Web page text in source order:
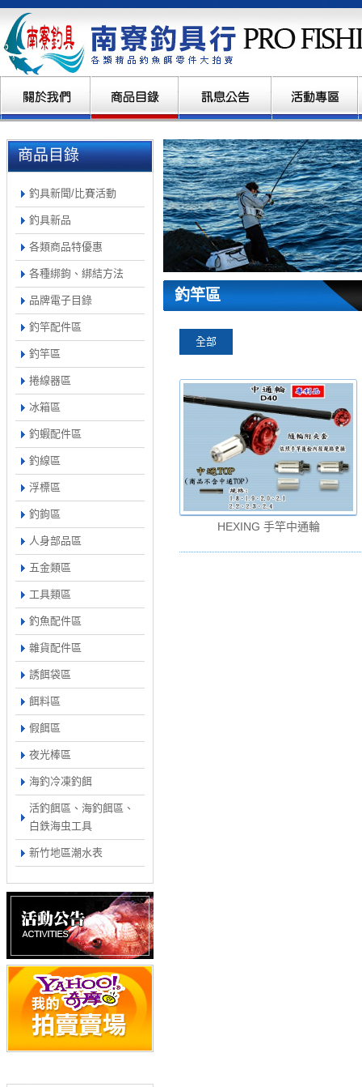
商品目錄
釣具新聞/比賽活動
釣具新品
各類商品特優惠
各種綁鉤、綁結方法
品牌電子目錄
釣竿配件區
釣竿區
捲線器區
冰箱區
釣蝦配件區
釣線區
浮標區
釣鉤區
人身部品區
五金類區
工具類區
釣魚配件區
雜貨配件區
誘餌袋區
餌料區
假餌區
夜光棒區
海釣冷凍釣餌
活釣餌區、海釣餌區、
白鉄海虫工具
新竹地區潮水表
釣竿區
全部
HEXING 手竿中通輪